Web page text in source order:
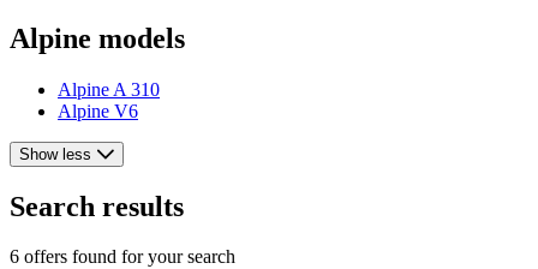
Alpine models
Alpine A 310
Alpine V6
Show less
Search results
6 offers found for your search